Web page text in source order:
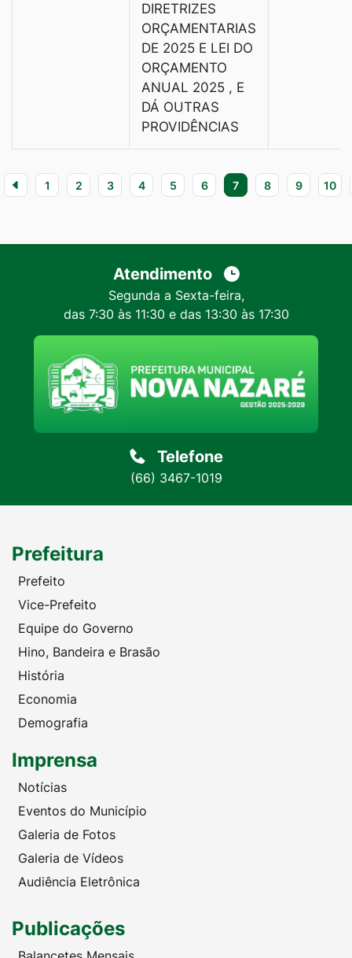
DIRETRIZES
ORÇAMENTARIAS
DE 2025 E LEI DO
ORÇAMENTO
ANUAL 2025 , E
DÁ OUTRAS
PROVIDÊNCIAS
1 2 3 4 5 6 7 8 9 10
Atendimento
Segunda a Sexta-feira,
das 7:30 às 11:30 e das 13:30 às 17:30
Telefone
(66) 3467-1019
Prefeitura
Prefeito
Vice-Prefeito
Equipe do Governo
Hino, Bandeira e Brasão
História
Economia
Demografia
Imprensa
Notícias
Eventos do Município
Galeria de Fotos
Galeria de Vídeos
Audiência Eletrônica
Publicações